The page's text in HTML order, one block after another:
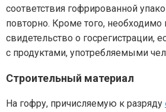
соответствия гофрированной
повторно. Кроме того, необходимо
свидетельство о госрегистрации,
с продуктами, употребляемыми
Строительный материал
На гофру, причисляемую к разряду